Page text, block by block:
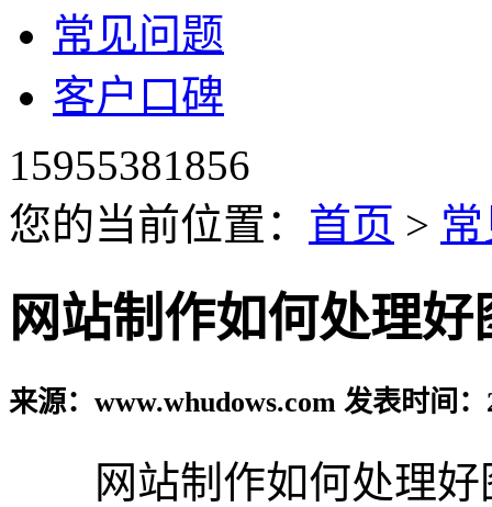
常见问题
客户口碑
15955381856
您的当前位置： 首页 >
网站制作如何处理好
来源：www.whudows.com 发表时间：
网站制作如何处理好